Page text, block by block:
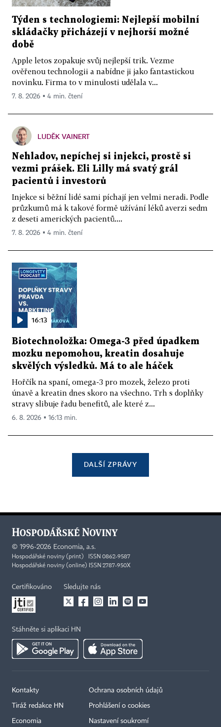
Týden s technologiemi: Nejlepší mobilní
skládačky přicházejí v nejhorší možné
době
Apple letos zopakuje svůj nejlepší trik. Vezme
ověřenou technologii a nabídne ji jako fantastickou
novinku. Firma to v minulosti udělala v...
7. 8. 2026 ▪ 4 min. čtení
LUDĚK VAINERT
Nehladov, nepíchej si injekci, prostě si
vezmi prášek. Eli Lilly má svatý grál
pacientů i investorů
Injekce si běžní lidé sami píchají jen velmi neradi. Podle
průzkumů má k takové formě užívání léků averzi sedm
z deseti amerických pacientů....
7. 8. 2026 ▪ 4 min. čtení
16:13
Biotechnoložka: Omega-3 před úpadkem
mozku nepomohou, kreatin dosahuje
skvělých výsledků. Má to ale háček
Hořčík na spaní, omega-3 pro mozek, železo proti
únavě a kreatin dnes skoro na všechno. Trh s doplňky
stravy slibuje řadu benefitů, ale které z...
6. 8. 2026 ▪ 16:13 min.
DALŠÍ ZPRÁVY
© 1996-2026 Economia, a.s.
Hospodářské noviny (print) ISSN 0862-9587
Hospodářské noviny (online) ISSN 2787-950X
Certifikováno Sledujte nás
Stáhněte si aplikaci HN
Kontakty
Tiráž redakce HN
Economia
Ochrana osobních údajů
Prohlášení o cookies
Nastavení soukromí